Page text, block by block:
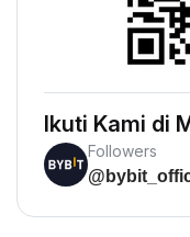
Dapatkan Kripto
Pasif
Ikuti Kami di
Followers